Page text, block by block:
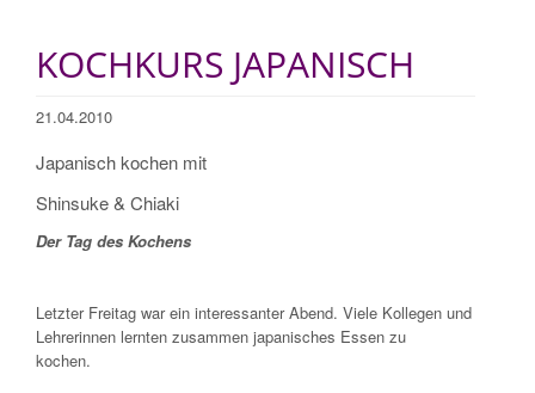
KOCHKURS JAPANISCH
21.04.2010
Japanisch kochen mit
Shinsuke & Chiaki
Der Tag des Kochens
Letzter Freitag war ein interessanter Abend. Viele Kollegen und
Lehrerinnen lernten zusammen japanisches Essen zu
kochen.